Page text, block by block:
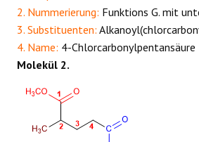
2. Nummerierung: Funktions G. mit
3. Substituenten:
4. Name: 4-Chlorcarbonylpentansäure
Molekül 2.